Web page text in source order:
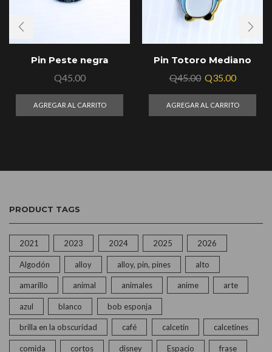
Pin Peste negra
Q45.00
AGREGAR AL CARRITO
Pin Totoro Mediano
Q45.00 Q35.00
AGREGAR AL CARRITO
PRODUCT TAGS
2021 2023 2024 2025 2026
Algodón alloy alloy, pin, pines alto
amarillo animal animales anime arte
azul blanco bob esponja
brilla en la obscuridad café calcetin calcetines
comida cortos disney Espacio frase